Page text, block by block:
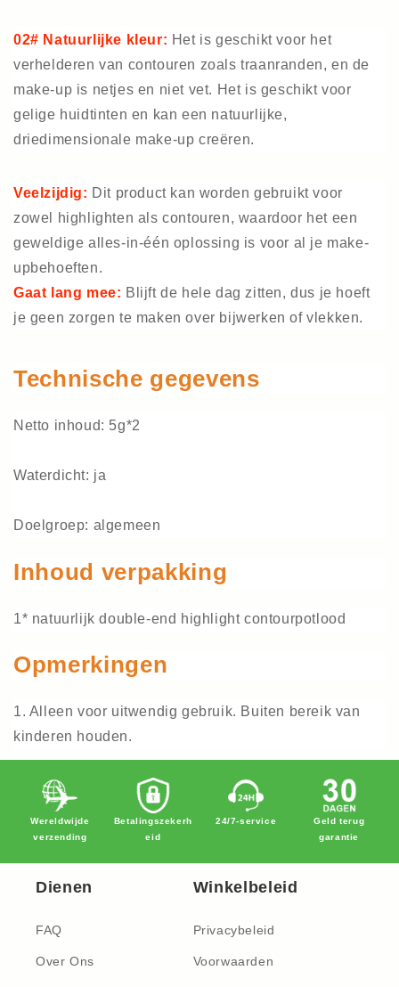
02# Natuurlijke kleur: Het is geschikt voor het
verhelderen van contouren zoals traanranden, en de
make-up is netjes en niet vet. Het is geschikt voor
gelige huidtinten en kan een natuurlijke,
driedimensionale make-up creëren.
Veelzijdig: Dit product kan worden gebruikt voor
zowel highlighten als contouren, waardoor het een
geweldige alles-in-één oplossing is voor al je make-
upbehoeften.
Gaat lang mee: Blijft de hele dag zitten, dus je hoeft
je geen zorgen te maken over bijwerken of vlekken.
Technische gegevens
Netto inhoud: 5g*2
Waterdicht: ja
Doelgroep: algemeen
Inhoud verpakking
1* natuurlijk double-end highlight contourpotlood
Opmerkingen
1. Alleen voor uitwendig gebruik. Buiten bereik van
kinderen houden.
Wereldwijde
verzending
Betalingszekerh
eid
24/7-service
Geld terug
garantie
Dienen
FAQ
Over Ons
Winkelbeleid
Privacybeleid
Voorwaarden